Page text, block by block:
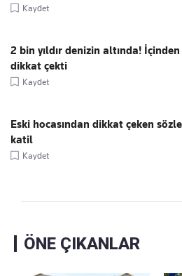
Kaydet
2 bin yıldır denizin altında!
dikkat çekti
Kaydet
Eski hocasından dikkat çeken
katil
Kaydet
ÖNE ÇIKANLAR